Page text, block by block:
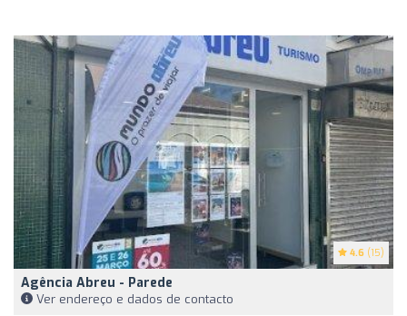
4.6 (15)
Agência Abreu - Parede
Ver endereço e dados de contacto